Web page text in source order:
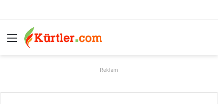
Menü
Reklam